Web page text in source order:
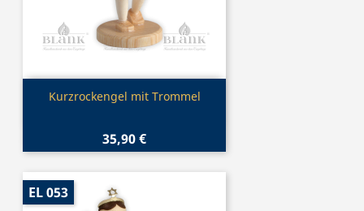
Vorschau
Kurzrockengel mit Trommel
35,90 €
EL 053